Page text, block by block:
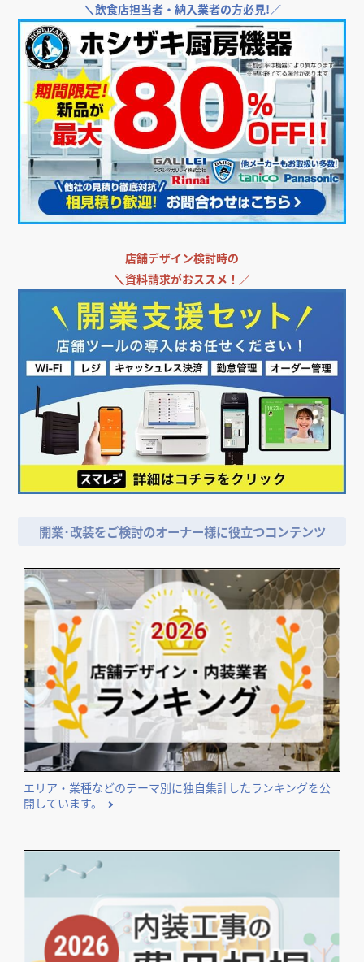
＼飲食店担当者・納入業者の方必見!／
店舗デザイン検討時の
＼資料請求がおススメ！／
開業･改装をご検討のオーナー様に役立つコンテンツ
エリア・業種などのテーマ別に独自集計したランキングを公
開しています。